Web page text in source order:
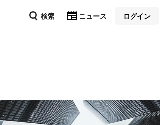
検索 ニュース ログイン